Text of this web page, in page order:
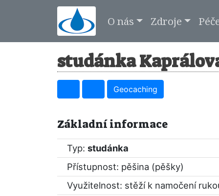
O nás Zdroje
studánka
Geocaching
Základní informace
Typ: studánka
Přístupnost: pěšina (pěšky)
Využitelnost: stěží k namočení